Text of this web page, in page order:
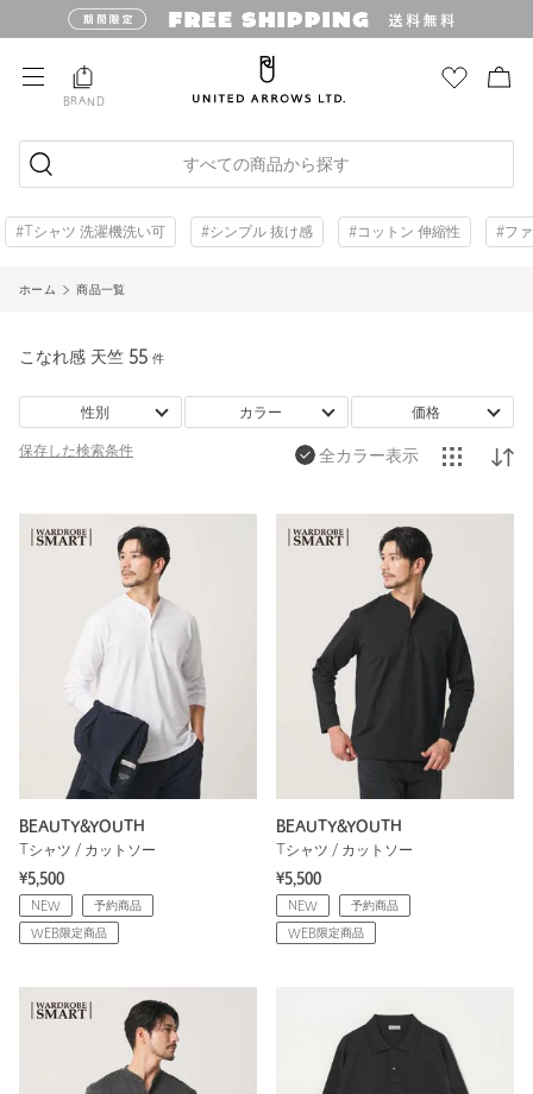
BRAND
すべての商品から探す
#Tシャツ 洗濯機洗い可 #シンプル 抜け感 #コットン 伸縮性 #フ
ホーム 商品一覧
こなれ感 天竺 55 件
性別 カラー 価格
保存した検索条件 全カラー表示
BEAUTY&YOUTH
Tシャツ / カットソー
¥5,500
NEW 予約商品
WEB限定商品
BEAUTY&YOUTH
Tシャツ / カットソー
¥5,500
NEW 予約商品
WEB限定商品